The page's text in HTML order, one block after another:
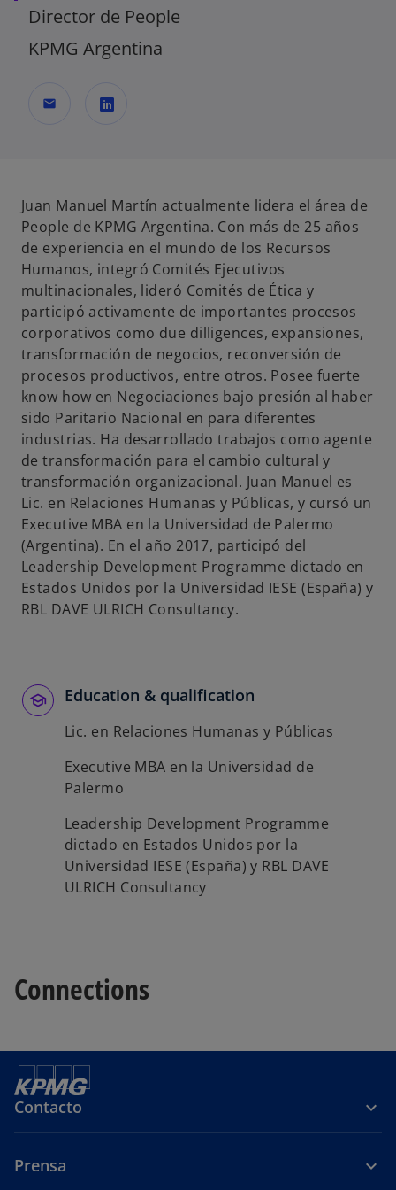
Director de People
KPMG Argentina
mail
b
r
e
e
n
u
n
a
p
e
s
t
a
ñ
a
n
u
e
v
a
Juan Manuel Martín actualmente lidera el área de
People de KPMG Argentina. Con más de 25 años
de experiencia en el mundo de los Recursos
Humanos, integró Comités Ejecutivos
multinacionales, lideró Comités de Ética y
participó activamente de importantes procesos
corporativos como due dilligences, expansiones,
transformación de negocios, reconversión de
procesos productivos, entre otros. Posee fuerte
know how en Negociaciones bajo presión al haber
sido Paritario Nacional en para diferentes
industrias. Ha desarrollado trabajos como agente
de transformación para el cambio cultural y
transformación organizacional. Juan Manuel es
Lic. en Relaciones Humanas y Públicas, y cursó un
Executive MBA en la Universidad de Palermo
(Argentina). En el año 2017, participó del
Leadership Development Programme dictado en
Estados Unidos por la Universidad IESE (España) y
RBL DAVE ULRICH Consultancy.
Education & qualification
Lic. en Relaciones Humanas y Públicas
Executive MBA en la Universidad de
Palermo
Leadership Development Programme
dictado en Estados Unidos por la
Universidad IESE (España) y RBL DAVE
ULRICH Consultancy
Connections
Contacto
Prensa